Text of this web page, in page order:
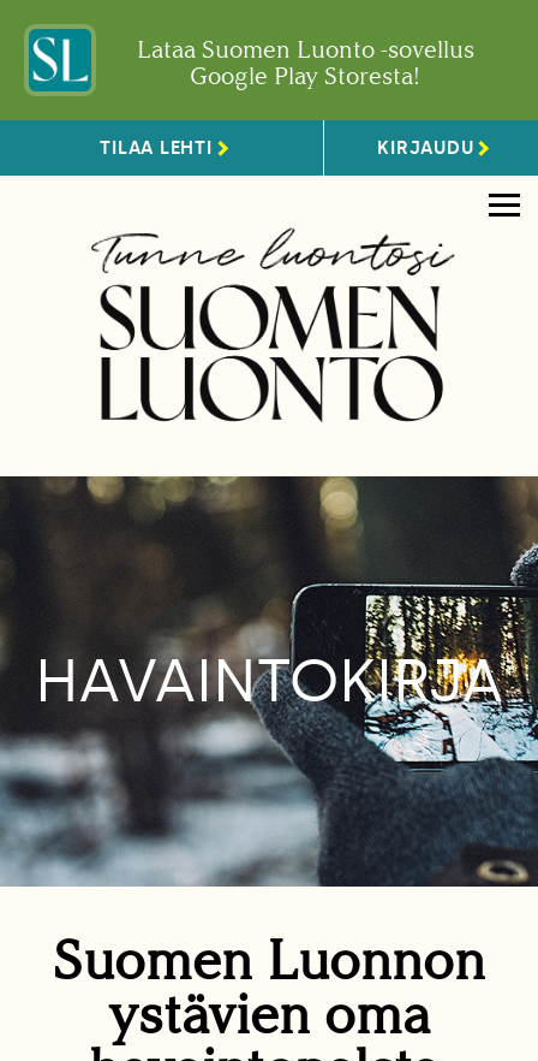
Lataa Suomen Luonto -sovellus
Google Play Storesta!
TILAA LEHTI KIRJAUDU
HAVAINTOKIRJA
Suomen Luonnon
ystävien oma